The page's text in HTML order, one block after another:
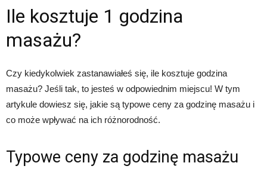
Ile kosztuje 1 godzina
masażu?
Czy kiedykolwiek zastanawiałeś się, ile kosztuje godzina
masażu? Jeśli tak, to jesteś w odpowiednim miejscu! W tym
artykule dowiesz się, jakie są typowe ceny za godzinę masażu i
co może wpływać na ich różnorodność.
Typowe ceny za godzinę masażu